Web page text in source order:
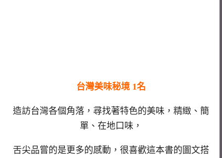
台灣美味秘境 1名
造訪台灣各個角落，尋找著特色的美味，精緻、簡
單、在地口味，
舌尖品嘗的是更多的感動，很喜歡這本書的圖文搭